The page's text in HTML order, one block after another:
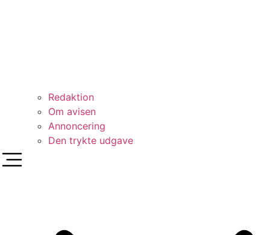
Redaktion
Om avisen
Annoncering
Den trykte udgave